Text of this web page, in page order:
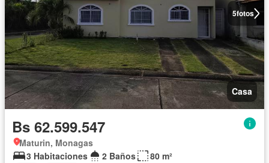
5fotos
Casa
Bs 62.599.547
Maturin, Monagas
3 Habitaciones
2 Baños
80 m²